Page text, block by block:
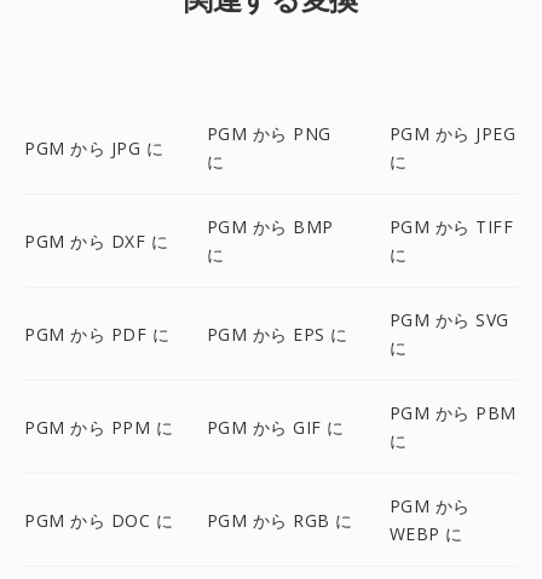
PGM から JPG に
PGM から PNG
に
PGM から JPEG
に
PGM から DXF に
PGM から BMP
に
PGM から TIFF
に
PGM から PDF に PGM から EPS に
PGM から SVG
に
PGM から PPM に PGM から GIF に
PGM から PBM
に
PGM から DOC に PGM から RGB に
PGM から
WEBP に